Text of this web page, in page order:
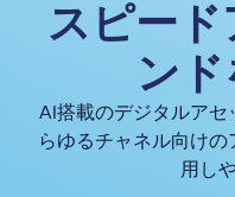
スピー
ンド
AI搭載のデジタルア
らゆるチャネル向け
用し